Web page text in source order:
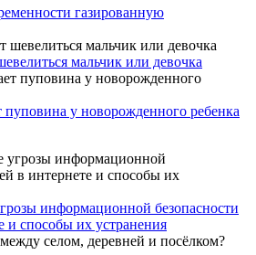
газированную
мальчик или девочка
пуповина у новорожденного ребенка
информационной безопасности
и способы их устранения